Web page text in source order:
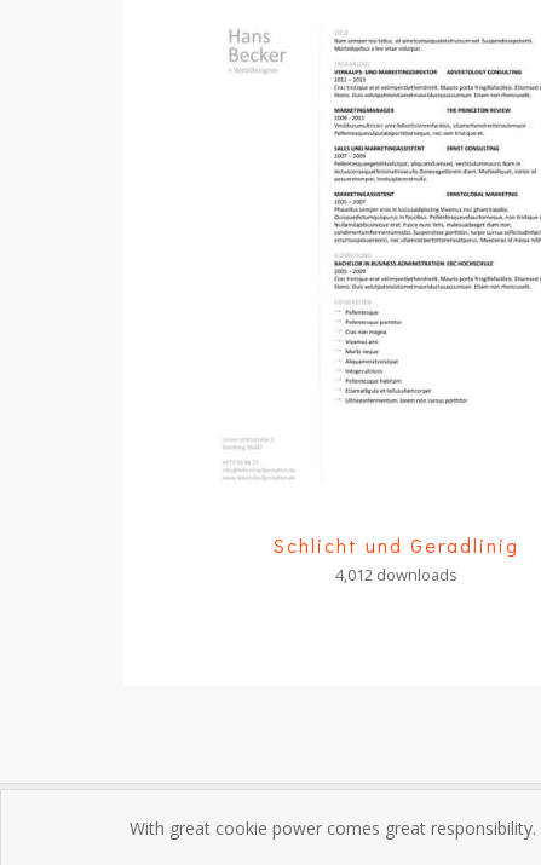
Schlicht und Geradlinig
4,012 downloads
With great cookie power comes great